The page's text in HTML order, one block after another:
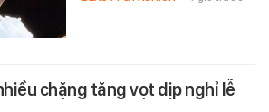
chặng tăng vọt dịp nghỉ lễ